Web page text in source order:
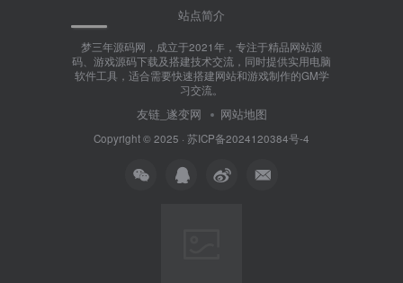
站点简介
梦三年源码网，成立于2021年，专注于精品网站源
码、游戏源码下载及搭建技术交流，同时提供实用电脑
软件工具，适合需要快速搭建网站和游戏制作的GM学
习交流。
友链_遂变网 网站地图
Copyright © 2025 · 苏ICP备2024120384号-4